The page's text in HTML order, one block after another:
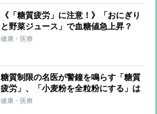
《「糖質疲労」に注意！》「おにぎり
と野菜ジュース」で血糖値急上昇？
「低GI食品のそばならOK」は誤解だ
健康・医療
糖質制限の名医が警鐘を鳴らす「糖質
疲労」、「小麦粉を全粒粉にする」は
意味がない？ 注意すべき「低脂肪ヨ
健康・医療